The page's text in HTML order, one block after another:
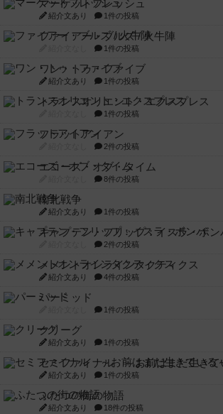
マーケットフレッシュ
紹介文あり 1件の投稿
ファイアー・ブルズ / 火牛陣
1件の投稿
ワン・トゥ・ファイブ
紹介文あり 1件の投稿
トランスオリエント・エクスプレス
1件の投稿
フラットアイアン
2件の投稿
エコーズ・オブ・タイム
8件の投稿
南北戦争
紹介文あり 1件の投稿
キャプテン・フリップ：イスラ・ボン
2件の投稿
メメントオンラインタクティクス
紹介文あり 4件の投稿
パーミッド
1件の投稿
クリーグ
紹介文あり 1件の投稿
セミファイナル ～お前はまだ生きて
紹介文あり 1件の投稿
ふたつの街の物語
紹介文あり 18件の投稿